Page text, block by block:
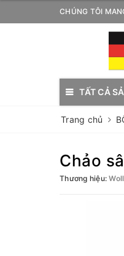
CHÚNG TÔI
TẤT CẢ
Trang chủ
Chảo
Thương hiệu:Woll